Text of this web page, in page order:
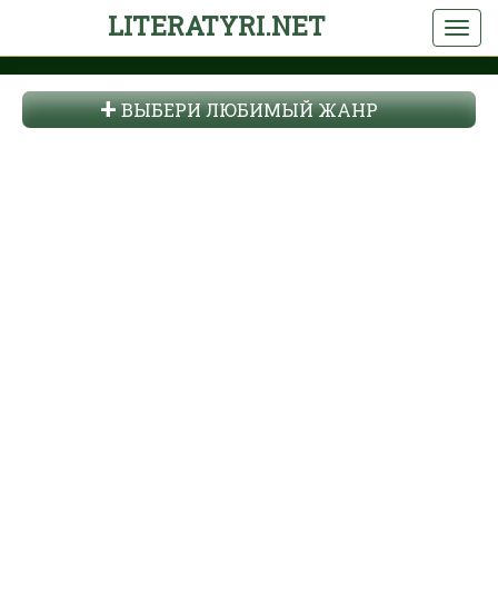
LITERATYRI.NET
ВЫБЕРИ ЛЮБИМЫЙ ЖАНР